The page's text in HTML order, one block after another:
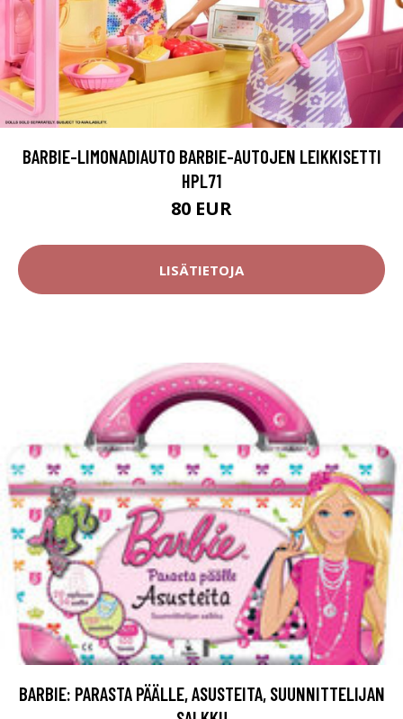
BARBIE-LIMONADIAUTO BARBIE-AUTOJEN LEIKKISETTI
HPL71
80 EUR
LISÄTIETOJA
BARBIE: PARASTA PÄÄLLE, ASUSTEITA, SUUNNITTELIJAN